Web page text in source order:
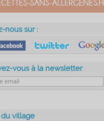
nous sur :
vous à la newsletter
village